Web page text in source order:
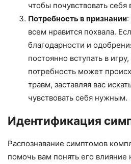
чтобы почувствовать
Потребность в признании
всем нравится похвала.
благодарности и
постоянно вступать в
потребность может
травм, заставляя вас
чувствовать себя нужным.
Идентификация
Распознавание симптомов
помочь вам понять его влияние